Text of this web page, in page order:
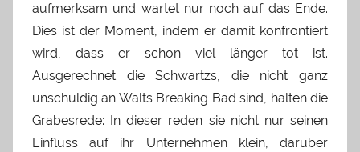
aufmerksam und wartet nur noch auf das Ende.
Dies ist der Moment, indem er damit konfrontiert
wird, dass er schon viel länger tot ist.
Ausgerechnet die Schwartzs, die nicht ganz
unschuldig an Walts Breaking Bad sind, halten die
Grabesrede: In dieser reden sie nicht nur seinen
Einfluss auf ihr Unternehmen klein, darüber